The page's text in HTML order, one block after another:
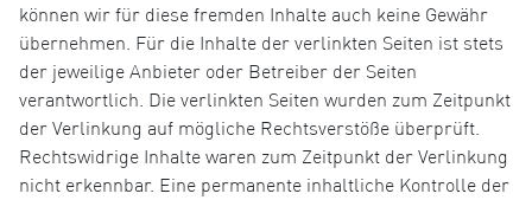
können wir für diese fremden Inhalte auch keine Gewähr
übernehmen. Für die Inhalte der verlinkten Seiten ist stets
der jeweilige Anbieter oder Betreiber der Seiten
verantwortlich. Die verlinkten Seiten wurden zum Zeitpunkt
der Verlinkung auf mögliche Rechtsverstöße überprüft.
Rechtswidrige Inhalte waren zum Zeitpunkt der Verlinkung
nicht erkennbar. Eine permanente inhaltliche Kontrolle der